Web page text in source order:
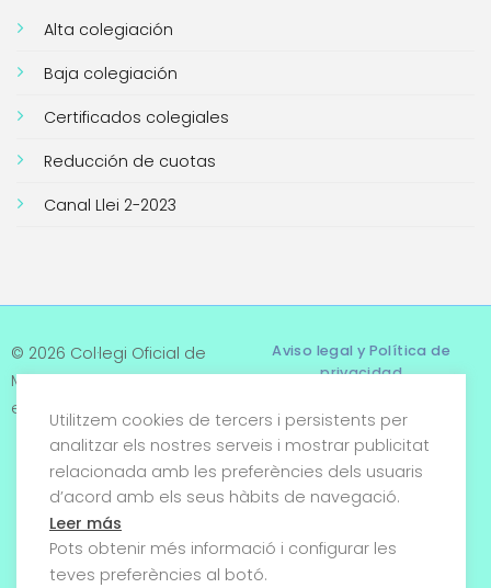
Alta colegiación
Baja colegiación
Certificados colegiales
Reducción de cuotas
Canal Llei 2-2023
© 2026 Col·legi Oficial de
Metges de Tarragona. Tots
els drets reservats
Aviso legal y Política de
privacidad
Términos y condiciones
Política de cookies
Utilitzem cookies de tercers i persistents per
analitzar els nostres serveis i mostrar publicitat
relacionada amb les preferències dels usuaris
d’acord amb els seus hàbits de navegació.
Leer más
Pots obtenir més informació i configurar les
teves preferències al botó.